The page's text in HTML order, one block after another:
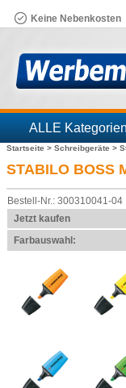
Keine Nebenkosten
ALLE Kategorien
Branchen
Startseite > Schreibgeräte >
STABILO BOSS
Bestell-Nr.: 300310041-04
Jetzt kaufen
Farbauswahl: